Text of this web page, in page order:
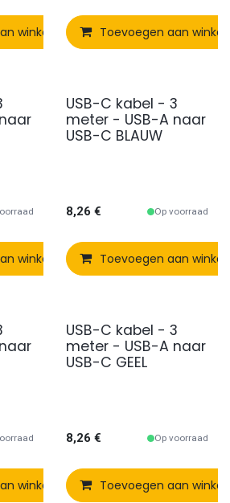
winkelmandje Vergelijken
Toevoegen aan
winkelmandje Vergelijken
USB-C kabel - 3
meter - USB-A naar
USB-C BLAUW
8,26 € Op voorraad
Toevoegen aan
winkelmandje Vergelijken
USB-C kabel - 3
meter - USB-A naar
USB-C GEEL
8,26 € Op voorraad
Toevoegen aan